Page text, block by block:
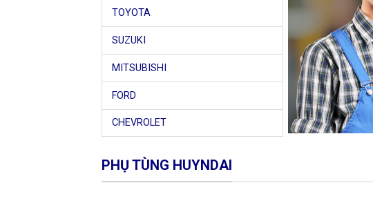
TOYOTA
SUZUKI
MITSUBISHI
FORD
CHEVROLET
PHỤ TÙNG HUYNDAI